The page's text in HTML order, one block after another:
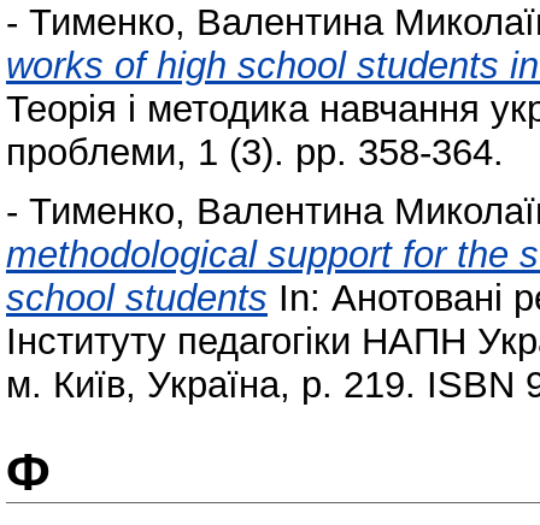
- Тименко, Валентина
works of high school students
Теорія і методика навчання
проблеми, 1 (3). pp. 358-364.
- Тименко, Валентина
methodological support for the
school students In: Анотовані
Інституту педагогіки НАПН
м. Київ, Україна, p. 219. ISBN
Ф